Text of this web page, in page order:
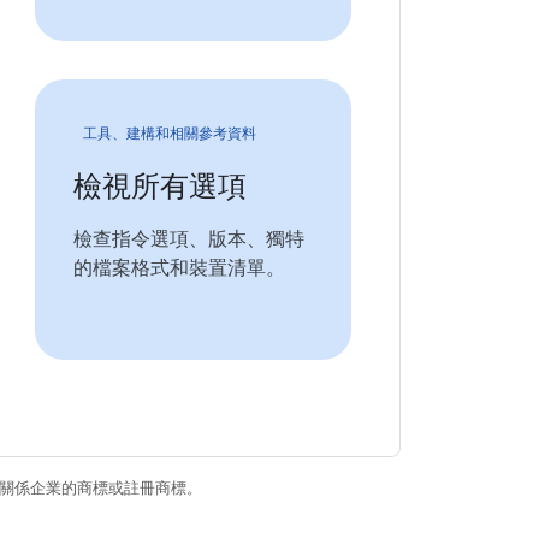
工具、建構和相關參考資料
檢視所有選項
檢查指令選項、版本、獨特
的檔案格式和裝置清單。
企業的商標或註冊商標。